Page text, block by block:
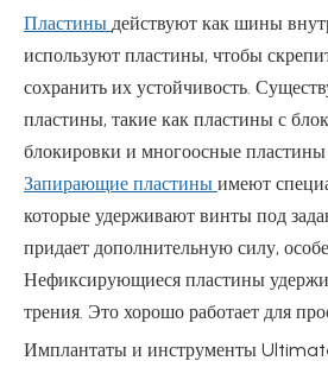
Пластины действуют как шины
используют пластины, чтобы
сохранить их устойчивость.
пластины, такие как пластины с
блокировки и многоосные пластины
Запирающие пластины имеют
которые удерживают винты под
придает дополнительную силу,
Нефиксирующиеся пластины
трения. Это хорошо работает для
Имплантаты и инструменты